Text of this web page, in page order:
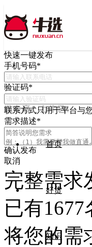
首页
好货
知识
快速一键发布
手机号码*
验证码*
联系方式只用于平台与
需求描述*
确认发布
取消
完整需求
已有1677
将您的需